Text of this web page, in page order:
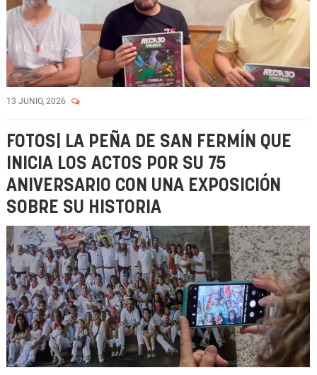
13 JUNIO, 2026
FOTOS| LA PEÑA DE SAN FERMÍN QUE
INICIA LOS ACTOS POR SU 75
ANIVERSARIO CON UNA EXPOSICIÓN
SOBRE SU HISTORIA